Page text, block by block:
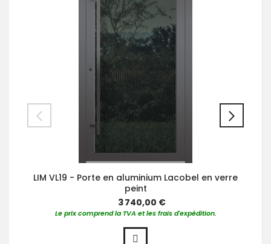
LIM VL19 - Porte en aluminium Lacobel en verre
peint
3 740,00 €
Le prix comprend la TVA et les frais d'expédition.